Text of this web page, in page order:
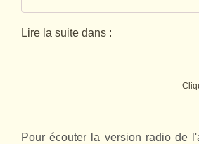
Lire la suite dans :
Pour écouter la version radio de